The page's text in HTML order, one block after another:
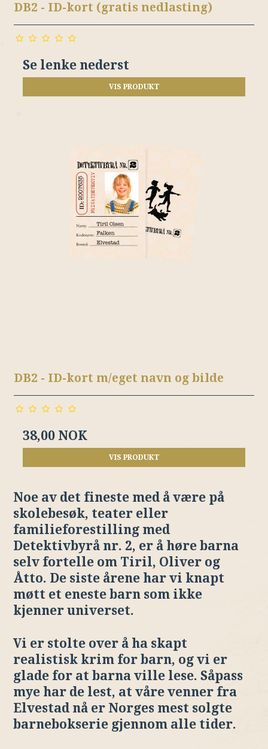
DB2 - ID-kort (gratis nedlasting)
Se lenke nederst
VIS PRODUKT
DB2 - ID-kort m/eget navn og bilde
38,00 NOK
VIS PRODUKT
Noe av det fineste med å være på
skolebesøk, teater eller
familieforestilling med
Detektivbyrå nr. 2, er å høre barna
selv fortelle om Tiril, Oliver og
Åtto. De siste årene har vi knapt
møtt et eneste barn som ikke
kjenner universet.
Vi er stolte over å ha skapt
realistisk krim for barn, og vi er
glade for at barna ville lese. Såpass
mye har de lest, at våre venner fra
Elvestad nå er Norges mest solgte
barnebokserie gjennom alle tider.